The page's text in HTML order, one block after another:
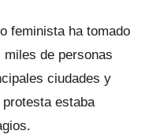
feminista ha tomado
de personas
ciudades y
estaba